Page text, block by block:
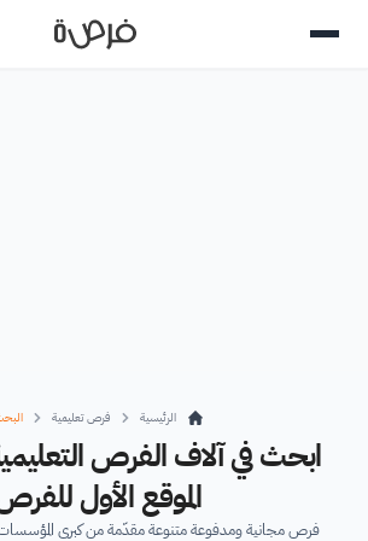
الرئيسية فرص تعليمية
ابحث في آلاف الفرص
الموقع الأول
فرص مجانية ومدفوعة متنوعة مقدّمة من كبرى